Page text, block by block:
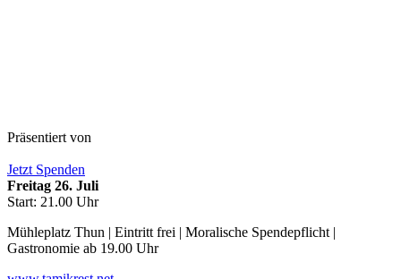
Präsentiert von
Jetzt Spenden
Freitag 26. Juli
Start: 21.00 Uhr
Mühleplatz Thun | Eintritt frei | Moralische Spendepflicht |
Gastronomie ab 19.00 Uhr